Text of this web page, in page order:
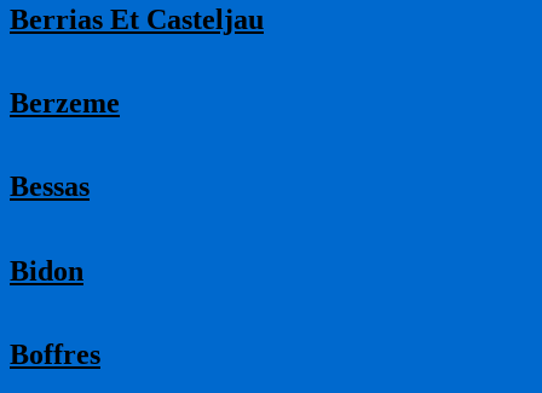
Berrias Et Casteljau
Berzeme
Bessas
Bidon
Boffres